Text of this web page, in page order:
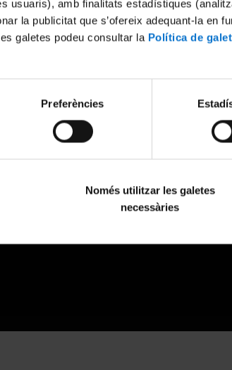
usuaris), amb finalitats estadístiques
la publicitat que s’ofereix adequant-la en
galetes podeu consultar la Política de
Preferències
Només utilitzar les galetes
necessàries